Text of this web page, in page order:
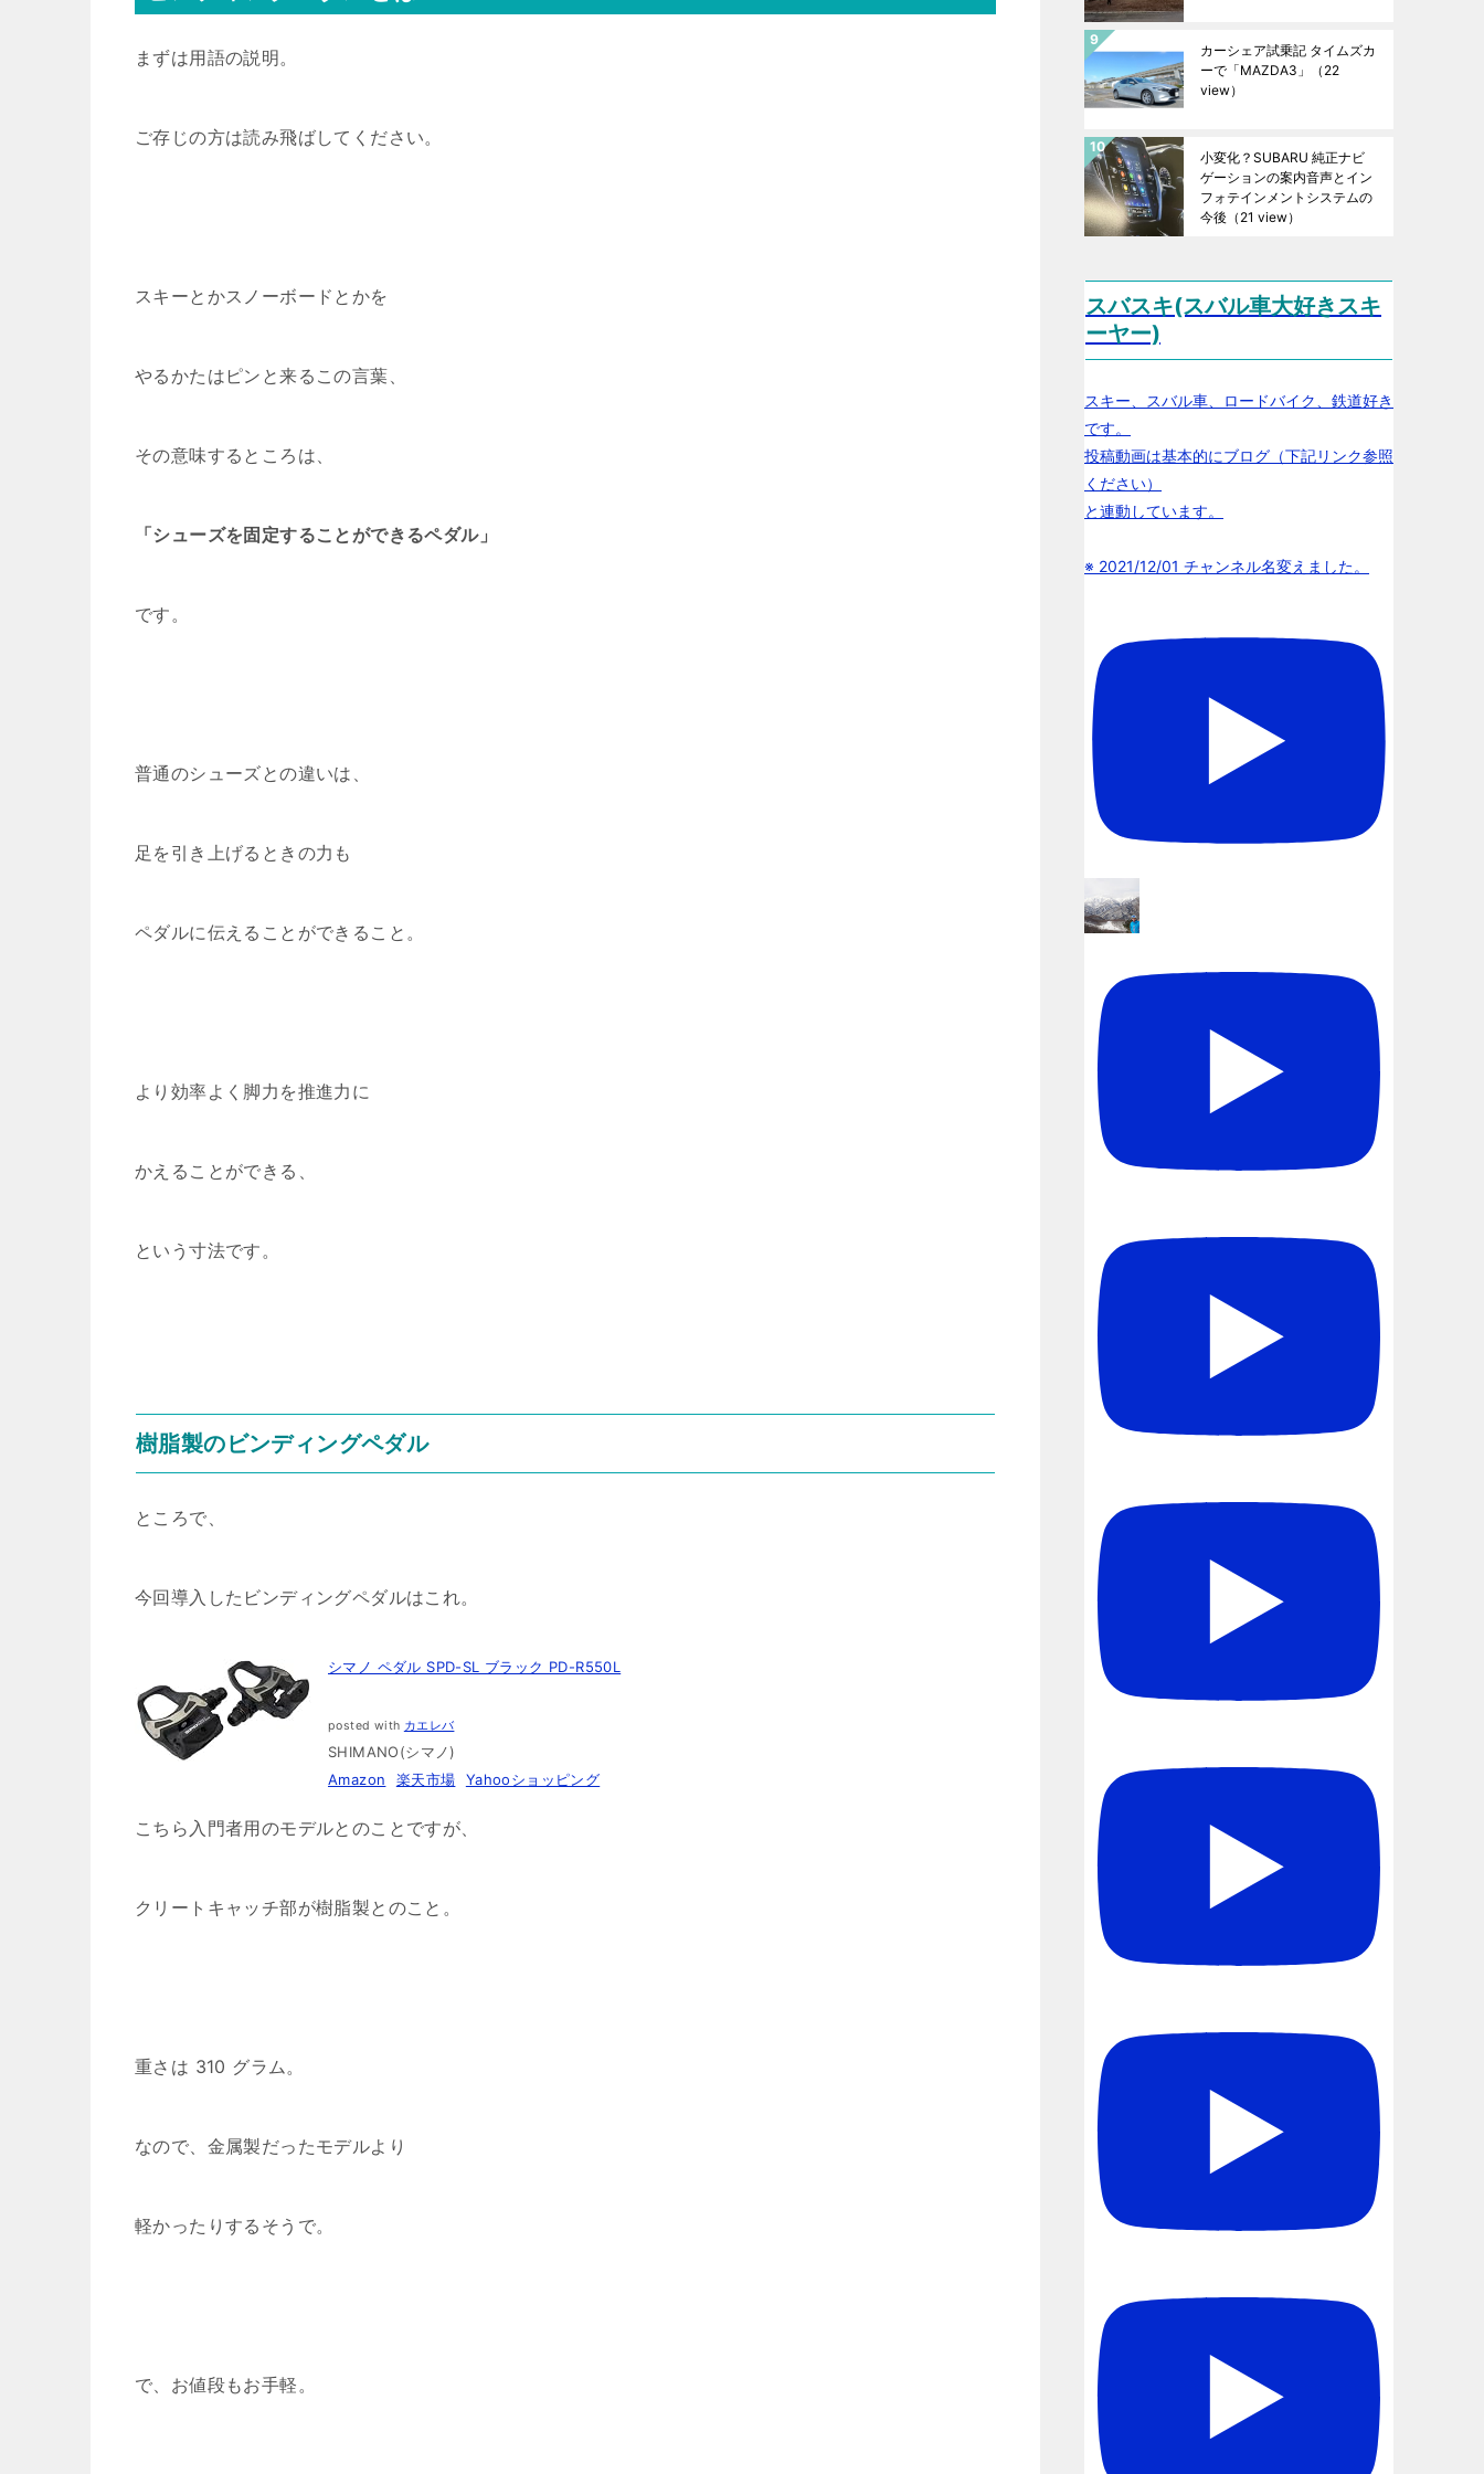
まずは用語の説明。
ご存じの方は読み飛ばしてください。
スキーとかスノーボードとかを
やるかたはピンと来るこの言葉、
その意味するところは、
「シューズを固定することができるペダル」
です。
普通のシューズとの違いは、
足を引き上げるときの力も
ペダルに伝えることができること。
より効率よく脚力を推進力に
かえることができる、
という寸法です。
樹脂製のビンディングペダル
ところで、
今回導入したビンディングペダルはこれ。
シマノ ペダル SPD-SL ブラック PD-R550L
posted with カエレバ
SHIMANO(シマノ)
Amazon
楽天市場 Yahooショッピング
こちら入門者用のモデルとのことですが、
クリートキャッチ部が樹脂製とのこと。
重さは 310 グラム。
なので、金属製だったモデルより
軽かったりするそうで。
で、お値段もお手軽。
カーシェア試乗記 タイムズカ
ーで「MAZDA3」
（22
view）
小変化？SUBARU 純正ナビ
ゲーションの案内音声とイン
フォテインメントシステムの
今後 （21 view）
スバスキ(スバル車大好きスキ
ーヤー)
スキー、スバル車、ロードバイク、鉄道好き
です。
投稿動画は基本的にブログ（下記リンク参照
ください）
と連動しています。
※ 2021/12/01 チャンネル名変えました。